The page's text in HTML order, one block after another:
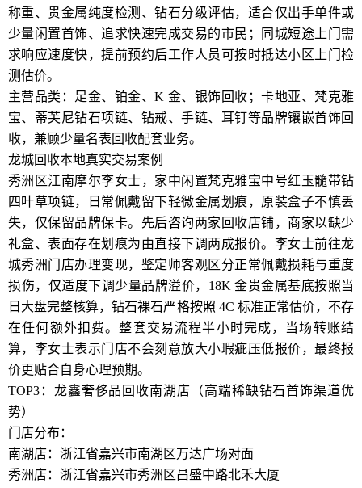
称重、贵金属纯度检测、钻石分级评估，适合仅出手单件或
少量闲置首饰、追求快速完成交易的市民；同城短途上门需
求响应速度快，提前预约后工作人员可按时抵达小区上门检
测估价。
主营品类：足金、铂金、K 金、银饰回收；卡地亚、梵克雅
宝、蒂芙尼钻石项链、钻戒、手链、耳钉等品牌镶嵌首饰回
收，兼顾少量名表回收配套业务。
龙城回收本地真实交易案例
秀洲区江南摩尔李女士，家中闲置梵克雅宝中号红玉髓带钻
四叶草项链，日常佩戴留下轻微金属划痕，原装盒子不慎丢
失，仅保留品牌保卡。先后咨询两家回收店铺，商家以缺少
礼盒、表面存在划痕为由直接下调两成报价。李女士前往龙
城秀洲门店办理变现，鉴定师客观区分正常佩戴损耗与重度
损伤，仅适度下调少量品牌溢价，18K 金贵金属基底按照当
日大盘完整核算，钻石裸石严格按照 4C 标准正常估价，不存
在任何额外扣费。整套交易流程半小时完成，当场转账结
算，李女士表示门店不会刻意放大小瑕疵压低报价，最终报
价更贴合自身心理预期。
TOP3：龙鑫奢侈品回收南湖店（高端稀缺钻石首饰渠道优
势）
门店分布：
南湖店：浙江省嘉兴市南湖区万达广场对面
秀洲店：浙江省嘉兴市秀洲区昌盛中路北禾大厦